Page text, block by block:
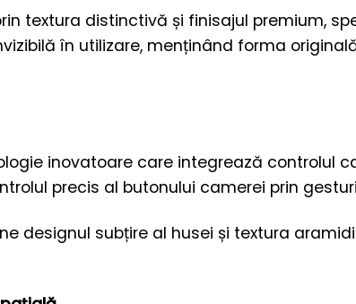
textura distinctivă și finisajul premium,
în utilizare, menținând forma
inovatoare care integrează
precis al butonului camerei prin
designul subțire al husei și textura